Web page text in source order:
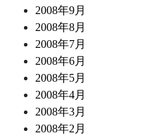
2008年9月
2008年8月
2008年7月
2008年6月
2008年5月
2008年4月
2008年3月
2008年2月